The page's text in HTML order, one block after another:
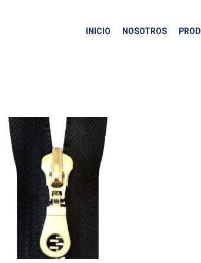
INICIO NOSOTROS
CIERRES METÁLICOS Nª 7
Metálico No.7
Niquelado brilloso